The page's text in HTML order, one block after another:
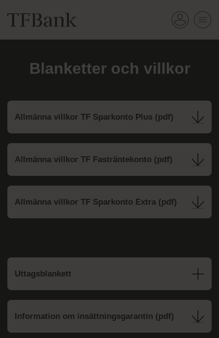
Blanketter och villkor
Allmänna villkor TF Sparkonto Plus (pdf)
Allmänna villkor TF Fasträntekonto (pdf)
Allmänna villkor TF Sparkonto Extra (pdf)
Uttagsblankett
Information om insättningsgarantin (pdf)